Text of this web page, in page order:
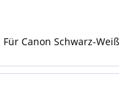
Für Canon Schwarz-